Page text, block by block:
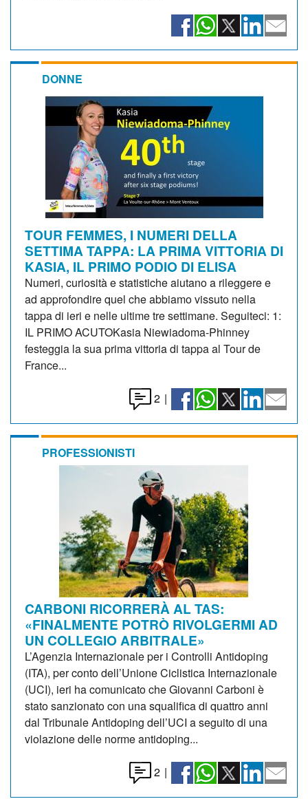
DONNE
TOUR FEMMES, I NUMERI DELLA
SETTIMA TAPPA: LA PRIMA VITTORIA DI
KASIA, IL PRIMO PODIO DI ELISA
Numeri, curiosità e statistiche aiutano a rileggere e
ad approfondire quel che abbiamo vissuto nella
tappa di ieri e nelle ultime tre settimane. Seguiteci: 1:
IL PRIMO ACUTOKasia Niewiadoma-Phinney
festeggia la sua prima vittoria di tappa al Tour de
France...
2 |
PROFESSIONISTI
CARBONI RICORRERÀ AL TAS:
«FINALMENTE POTRÒ RIVOLGERMI AD
UN COLLEGIO ARBITRALE»
L’Agenzia Internazionale per i Controlli Antidoping
(ITA), per conto dell’Unione Ciclistica Internazionale
(UCI), ieri ha comunicato che Giovanni Carboni è
stato sanzionato con una squalifica di quattro anni
dal Tribunale Antidoping dell’UCI a seguito di una
violazione delle norme antidoping...
2 |